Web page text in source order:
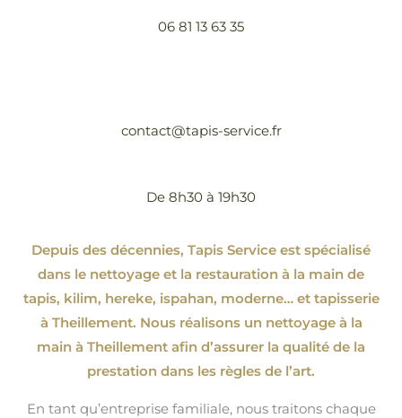
06 81 13 63 35
contact@tapis-service.fr
De 8h30 à 19h30
Depuis des décennies, Tapis Service est spécialisé
dans le nettoyage et la restauration à la main de
tapis, kilim, hereke, ispahan, moderne…et tapisserie
à Theillement. Nous réalisons un nettoyage à la
main à Theillement afin d’assurer la qualité de la
prestation dans les règles de l’art.
En tant qu’entreprise familiale, nous traitons chaque